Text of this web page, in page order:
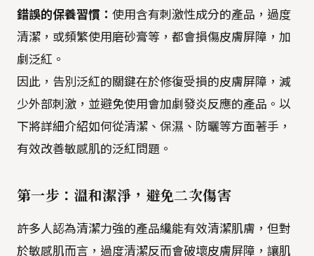
錯誤的保養習慣： 使用含有刺激性成分的產品，過度
清潔，或頻繁使用磨砂膏等，都會損傷皮膚屏障，加
劇泛紅。
因此，告別泛紅的關鍵在於修復受損的皮膚屏障，減
少外部刺激，並避免使用會加劇發炎反應的產品。以
下將詳細介紹如何從清潔、保濕、防曬等方面著手，
有效改善敏感肌的泛紅問題。
第一步：溫和潔淨，避免二次傷害
許多人認為清潔力強的產品纔能有效清潔肌膚，但對
於敏感肌而言，過度清潔反而會破壞皮膚屏障，讓肌